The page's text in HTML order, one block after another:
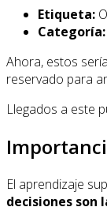
Etiqueta:
Categoría:
Ahora, estos
reservado para
Llegados a este
El aprendizaje
decisiones son